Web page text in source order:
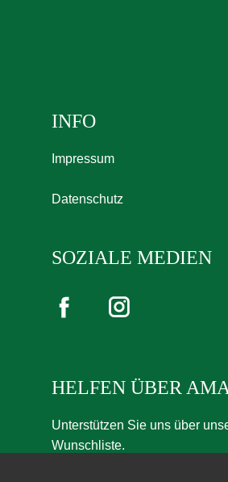
INFO
Impressum
Datenschutz
SOZIALE MEDIEN
HELFEN ÜBER
Unterstützen Sie uns über
Wunschliste.